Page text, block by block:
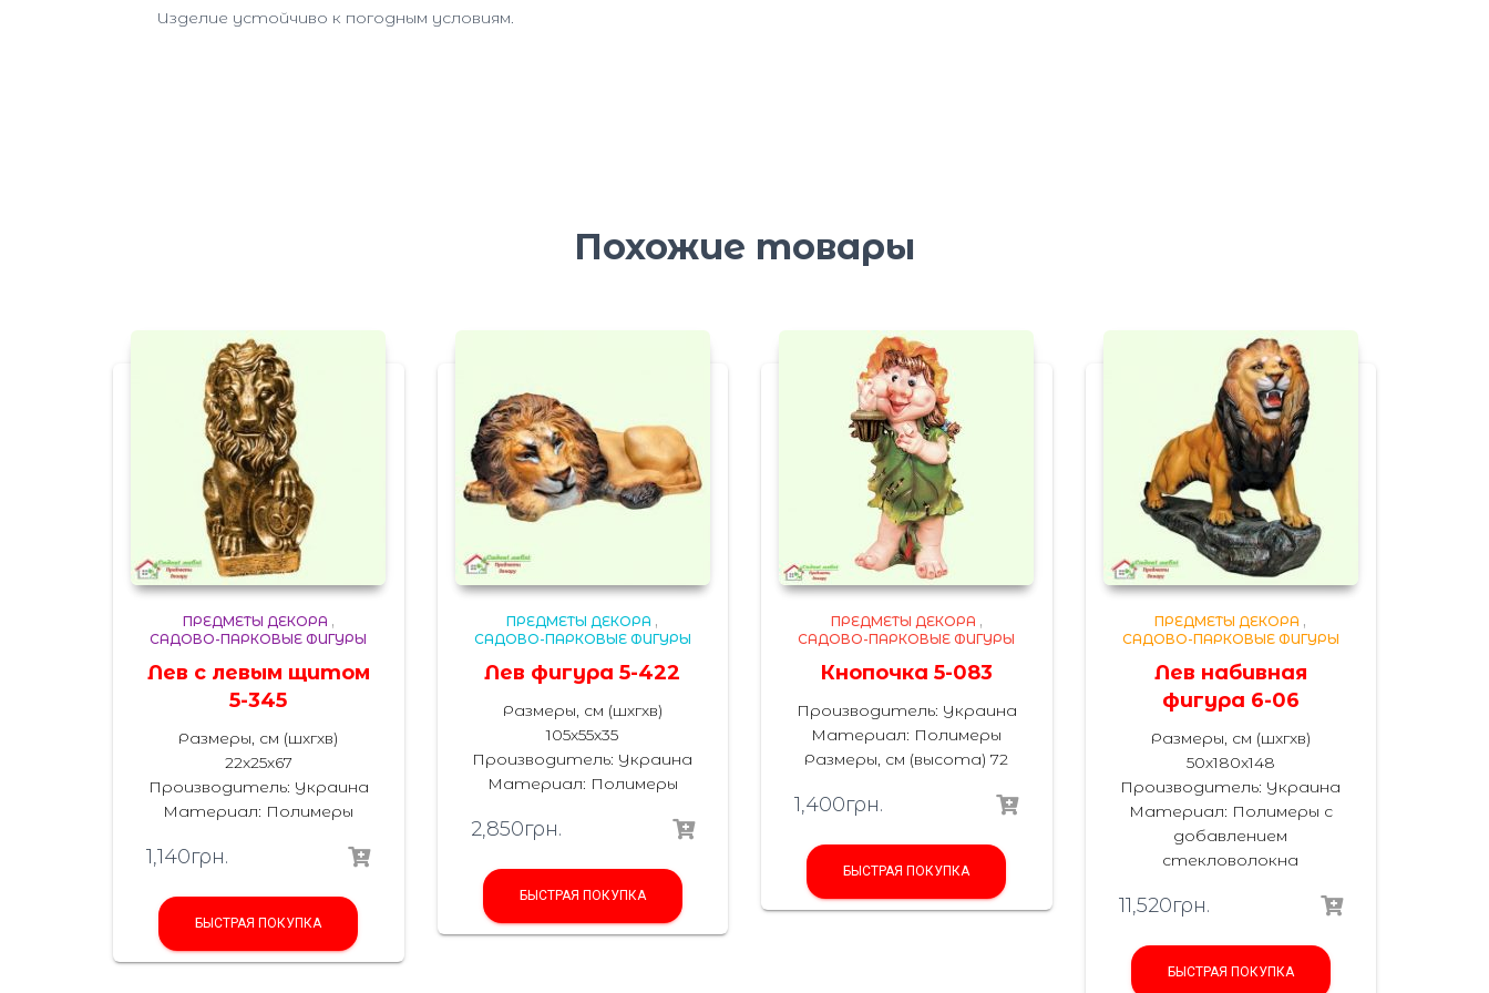
Изделие устойчиво к погодным условиям.
Похожие товары
ПРЕДМЕТЫ ДЕКОРА ,
САДОВО-ПАРКОВЫЕ ФИГУРЫ
Лев с левым щитом
5-345
Размеры, см (шхгхв)
22х25х67
Производитель: Украина
Материал: Полимеры
1,140грн.
БЫСТРАЯ ПОКУПКА
ПРЕДМЕТЫ ДЕКОРА ,
САДОВО-ПАРКОВЫЕ ФИГУРЫ
Лев фигура 5-422
Размеры, см (шхгхв)
105х55х35
Производитель: Украина
Материал: Полимеры
2,850грн.
БЫСТРАЯ ПОКУПКА
ПРЕДМЕТЫ ДЕКОРА ,
САДОВО-ПАРКОВЫЕ ФИГУРЫ
Кнопочка 5-083
Производитель: Украина
Материал: Полимеры
Размеры, см (высота) 72
1,400грн.
БЫСТРАЯ ПОКУПКА
ПРЕДМЕТЫ ДЕКОРА ,
САДОВО-ПАРКОВЫЕ ФИГУРЫ
Лев набивная
фигура 6-06
Размеры, см (шхгхв)
50х180х148
Производитель: Украина
Материал: Полимеры с
добавлением
стекловолокна
11,520грн.
БЫСТРАЯ ПОКУПКА